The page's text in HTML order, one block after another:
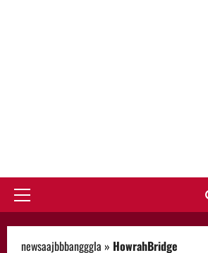
Primary
newsaajbbbangggla » HowrahBridge